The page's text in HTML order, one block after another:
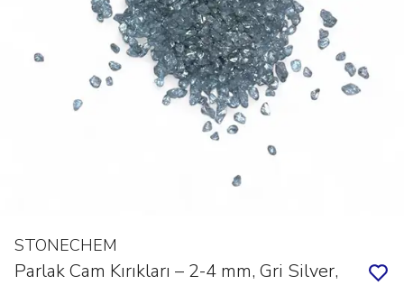
STONECHEM
Parlak Cam Kırıkları – 2-4 mm, Gri Silver,